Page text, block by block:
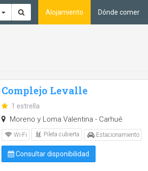
Alojamiento Dónde comer
Complejo Levalle
1 estrella
Moreno y Loma Valentina - Carhué
Wi-Fi Pileta cubierta Estacionamiento
Consultar disponibilidad